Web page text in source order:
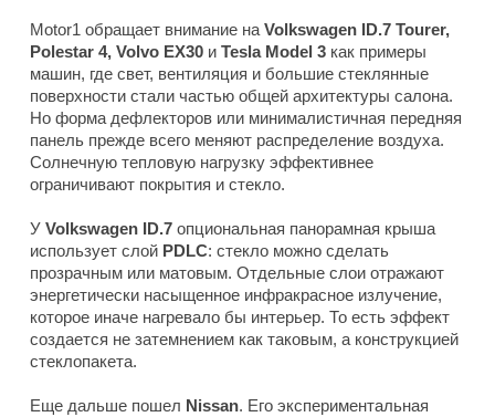
Motor1 обращает внимание на Volkswagen ID.7 Tourer,
Polestar 4, Volvo EX30 и Tesla Model 3 как примеры
машин, где свет, вентиляция и большие стеклянные
поверхности стали частью общей архитектуры салона.
Но форма дефлекторов или минималистичная передняя
панель прежде всего меняют распределение воздуха.
Солнечную тепловую нагрузку эффективнее
ограничивают покрытия и стекло.
У Volkswagen ID.7 опциональная панорамная крыша
использует слой PDLC: стекло можно сделать
прозрачным или матовым. Отдельные слои отражают
энергетически насыщенное инфракрасное излучение,
которое иначе нагревало бы интерьер. То есть эффект
создается не затемнением как таковым, а конструкцией
стеклопакета.
Еще дальше пошел Nissan. Его экспериментальная